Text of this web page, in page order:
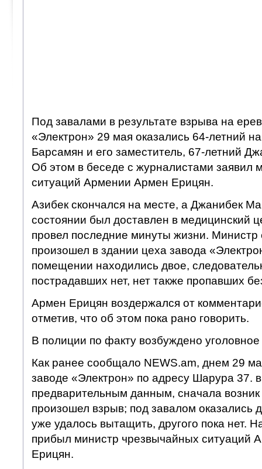
Под завалами в результате взрыва на
«Электрон» 29 мая оказались 64-летний
Барсамян и его заместитель, 67-летний
Об этом в беседе с журналистами заявил
ситуаций Армении Армен Ерицян.
Азибек скончался на месте, а Джанибек
состоянии был доставлен в медицинский
провел последние минуты жизни.
произошел в здании цеха завода
помещении находились двое,
пострадавших нет, нет также пропавших
Армен Ерицян воздержался от
отметив, что об этом пока рано говорить.
В полиции по факту возбуждено уголовное
Как ранее сообщало NEWS.am, днем 29
заводе «Электрон» по адресу Шарура 37.
предварительным данным, сначала
произошел взрыв; под завалом оказались
уже удалось вытащить, другого пока нет.
прибыл министр чрезвычайных ситуаций
Ерицян.